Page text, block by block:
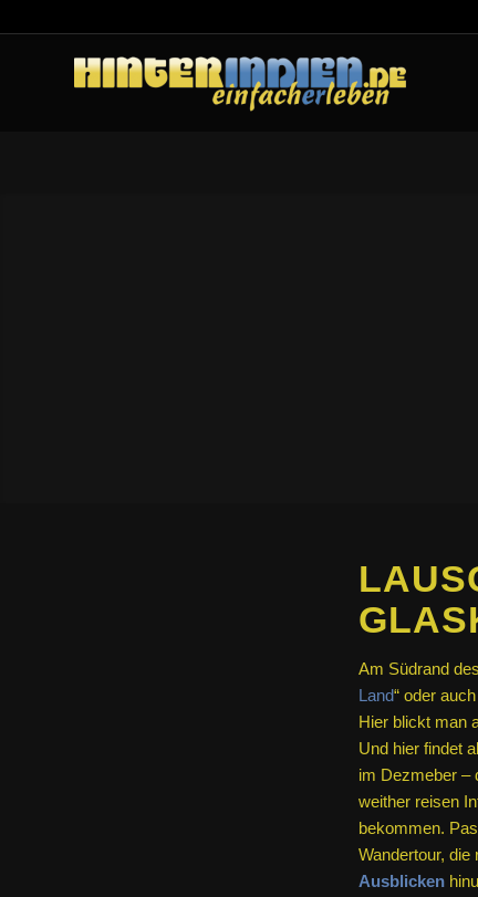
Am Südrand
Land“ oder auch
Hier blickt man
Und hier findet
im Dezmeber –
weither reisen
bekommen.
Wandertour, die
Ausblicken